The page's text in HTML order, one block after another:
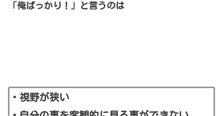
「俺ばっかり！」と言うのは
・視野が狭い